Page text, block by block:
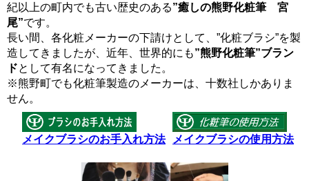
紀以上の町内でも古い歴史のある”癒しの熊野化粧筆 宮
尾”です。
長い間、各化粧メーカーの下請けとして、”化粧ブラシ”を製
造してきましたが、近年、世界的にも”熊野化粧筆”ブラン
ドとして有名になってきました。
※熊野町でも化粧筆製造のメーカーは、十数社しかありま
せん。
メイクブラシのお手入れ方法 メイクブラシの使用方法